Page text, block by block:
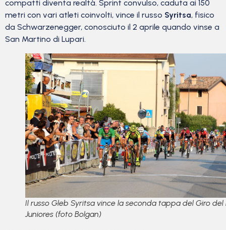
compatti diventa realtà. Sprint convulso, caduta ai 150
metri con vari atleti coinvolti, vince il russo Syritsa, fisico
da Schwarzenegger, conosciuto il 2 aprile quando vinse a
San Martino di Lupari.
Il russo Gleb Syritsa vince la seconda tappa del Giro del
Juniores (foto Bolgan)